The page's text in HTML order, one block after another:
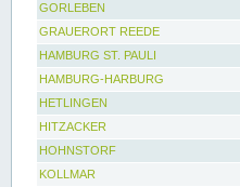
GORLEBEN
GRAUERORT REEDE
HAMBURG ST. PAULI
HAMBURG-HARBURG
HETLINGEN
HITZACKER
HOHNSTORF
KOLLMAR